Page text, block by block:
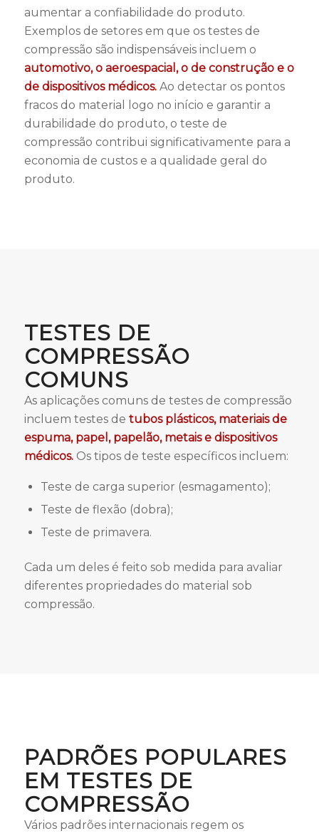
aumentar a confiabilidade do produto.
Exemplos de setores em que os testes de
compressão são indispensáveis incluem o
automotivo, o aeroespacial, o de construção e o
de dispositivos médicos.Ao detectar os pontos
fracos do material logo no início e garantir a
durabilidade do produto, o teste de
compressão contribui significativamente para a
economia de custos e a qualidade geral do
produto.
TESTES DE
COMPRESSÃO
COMUNS
As aplicações comuns de testes de compressão
incluem testes de tubos plásticos, materiais de
espuma, papel, papelão, metais e dispositivos
médicos.Os tipos de teste específicos incluem:
Teste de carga superior (esmagamento);
Teste de flexão (dobra);
Teste de primavera.
Cada um deles é feito sob medida para avaliar
diferentes propriedades do material sob
compressão.
PADRÕES POPULARES
EM TESTES DE
COMPRESSÃO
Vários padrões internacionais regem os